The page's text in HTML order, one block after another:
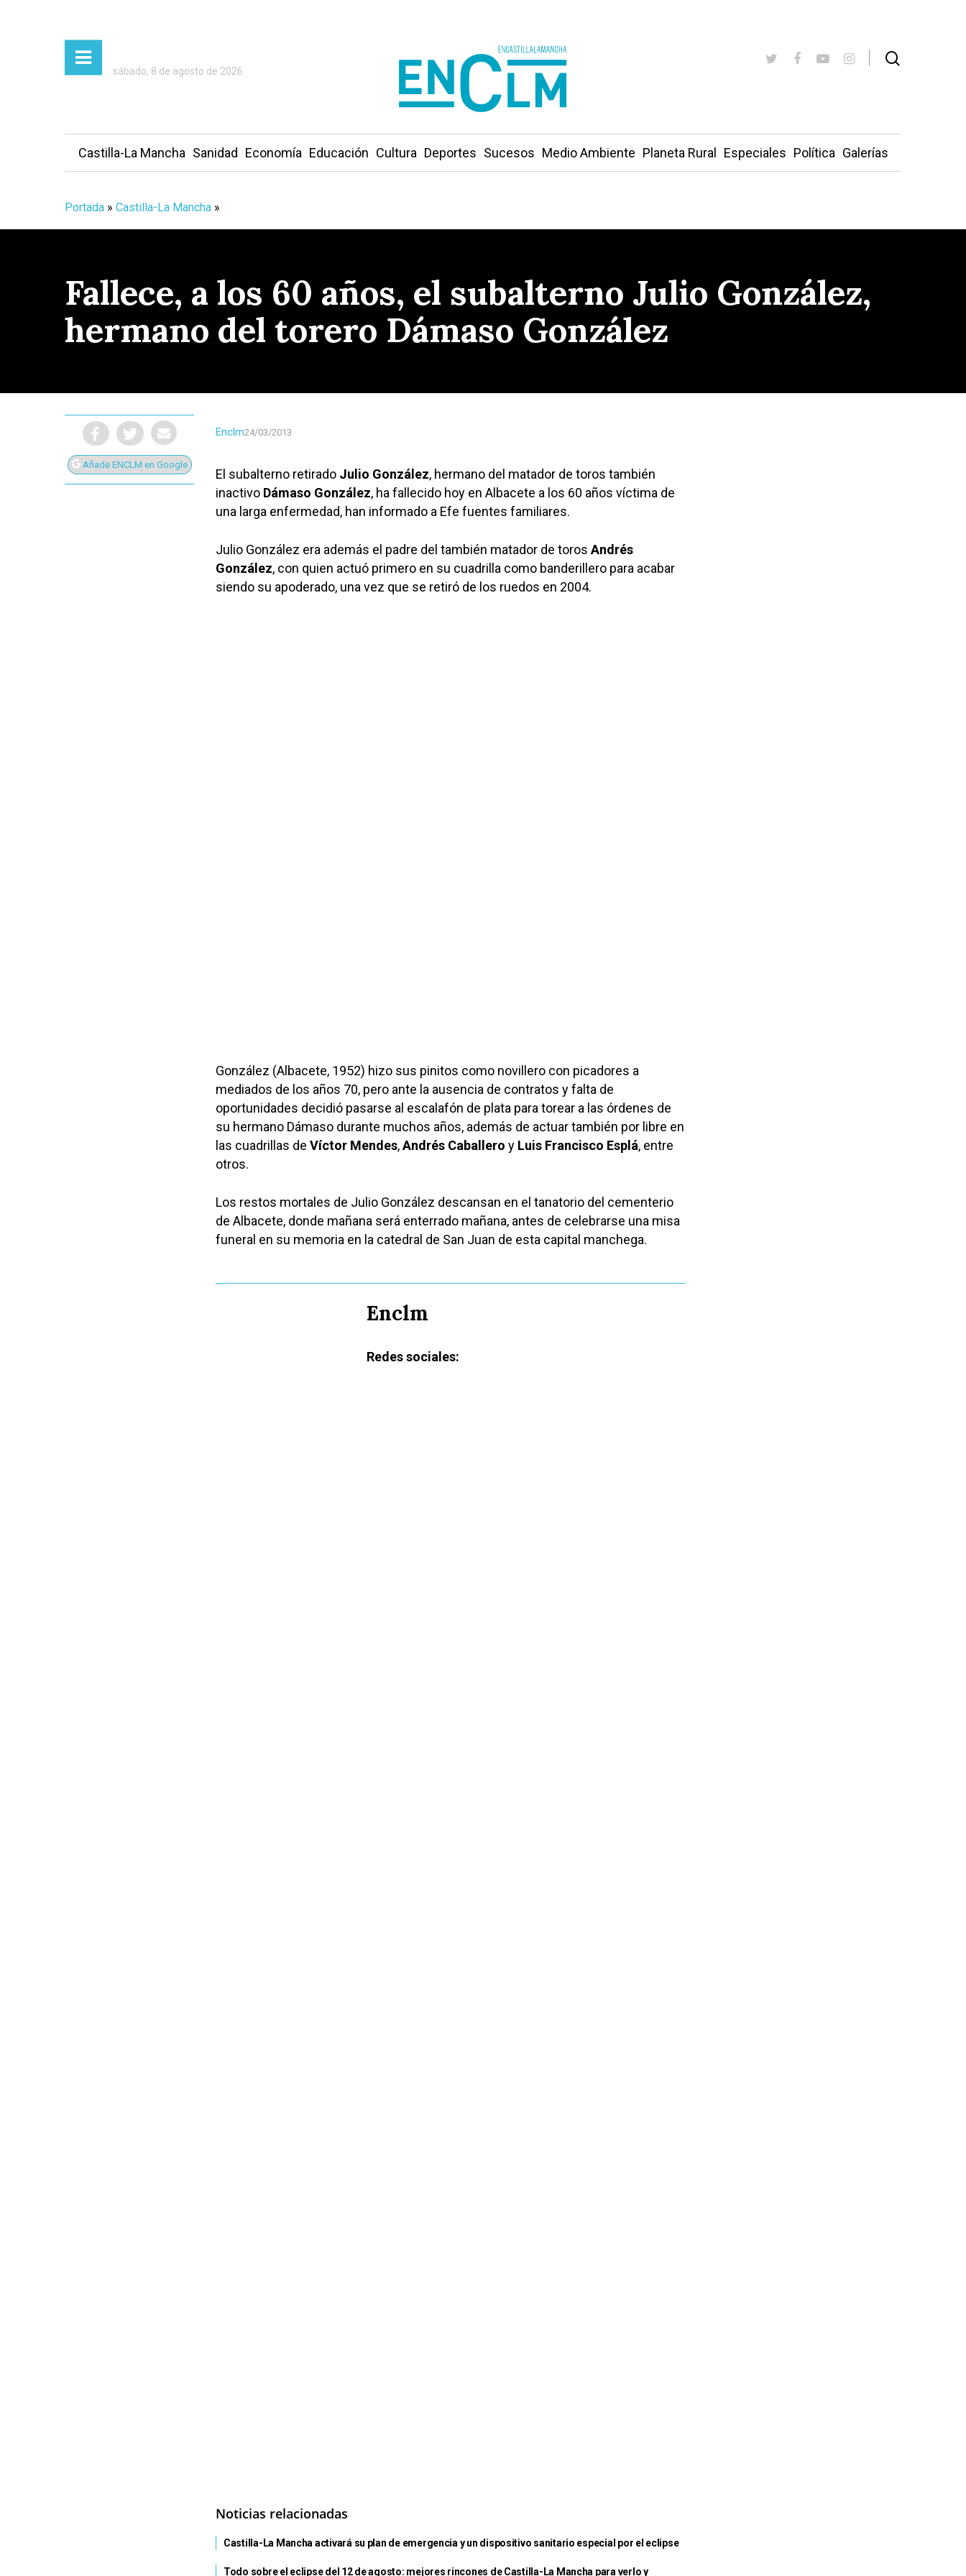
Presiona Intro para buscar o ESC para cerrar
sábado, 8 de agosto de 2026
Castilla-La Mancha Sanidad Economía Educación Cultura Deportes Sucesos Medio Ambiente Planeta Rural Especiales Política Galerías
Portada » Castilla-La Mancha »
Fallece, a los 60 años, el subalterno Julio González,
hermano del torero Dámaso González
Añade ENCLM en Google
Enclm24/03/2013
El subalterno retirado Julio González, hermano del matador de toros también
inactivo Dámaso González, ha fallecido hoy en Albacete a los 60 años víctima de
una larga enfermedad, han informado a Efe fuentes familiares.
Julio González era además el padre del también matador de toros Andrés
González, con quien actuó primero en su cuadrilla como banderillero para acabar
siendo su apoderado, una vez que se retiró de los ruedos en 2004.
González (Albacete, 1952) hizo sus pinitos como novillero con picadores a
mediados de los años 70, pero ante la ausencia de contratos y falta de
oportunidades decidió pasarse al escalafón de plata para torear a las órdenes de
su hermano Dámaso durante muchos años, además de actuar también por libre en
las cuadrillas de Víctor Mendes,Andrés Caballero y Luis Francisco Esplá, entre
otros.
Los restos mortales de Julio González descansan en el tanatorio del cementerio
de Albacete, donde mañana será enterrado mañana, antes de celebrarse una misa
funeral en su memoria en la catedral de San Juan de esta capital manchega.
Enclm
Redes sociales:
Noticias relacionadas
Castilla-La Mancha activará su plan de emergencia y un dispositivo sanitario especial por el eclipse
Todo sobre el eclipse del 12 de agosto: mejores rincones de Castilla-La Mancha para verlo y